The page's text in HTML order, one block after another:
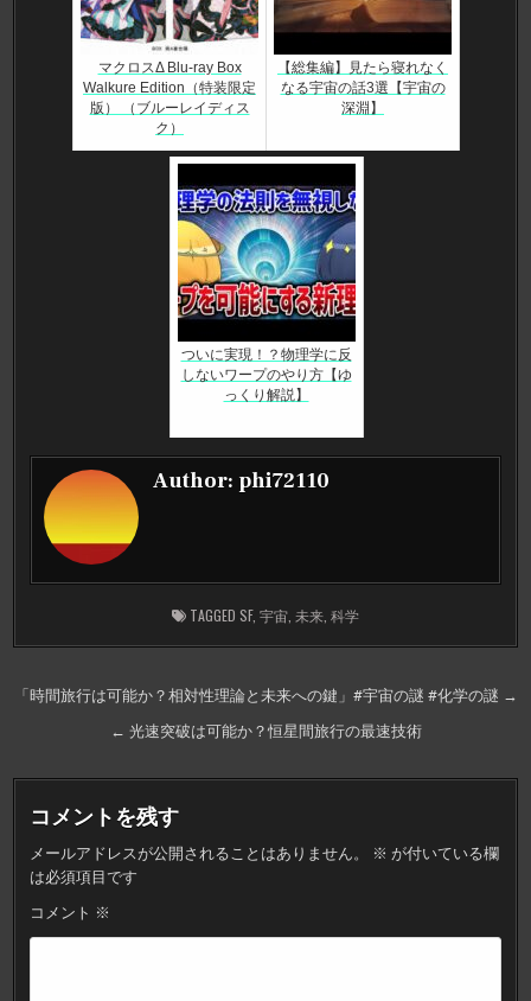
マクロスΔ Blu-ray Box
Walkure Edition（特装限定
版） （ブルーレイディス
ク）
【総集編】見たら寝れなく
なる宇宙の話3選【宇宙の
深淵】
ついに実現！？物理学に反
しないワープのやり方【ゆ
っくり解説】
Author: phi72110
TAGGED SF, 宇宙 未来 科学
投
ゲ
ー
シ
ョ
「時間旅行は可能か？相対性理論と未来への鍵」#宇宙の謎 #化学の謎 →
← 光速突破は可能か？恒星間旅行の最速技術
コメントを残す
メールアドレスが公開されることはありません。 ※ が付いている欄
は必須項目です
コメント ※